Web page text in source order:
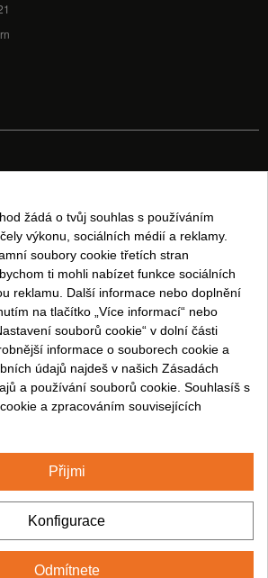
údajů
cookie
- Všechna práva vyhrazena
žádá o tvůj souhlas s používáním
výkonu, sociálních médií a reklamy.
soubory cookie třetích stran
ti mohli nabízet funkce sociálních
reklamu. Další informace nebo doplnění
na tlačítko „Více informací“ nebo
souborů cookie“ v dolní části
informace o souborech cookie a
údajů najdeš v našich Zásadách
a používání souborů cookie. Souhlasíš s
a zpracováním souvisejících
Přijmi
Konfigurace
Odmítnete